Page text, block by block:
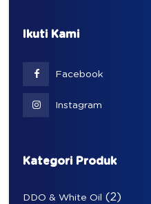
Ikuti Kami
Facebook
Instagram
Kategori Produk
DDO & White Oil (2)